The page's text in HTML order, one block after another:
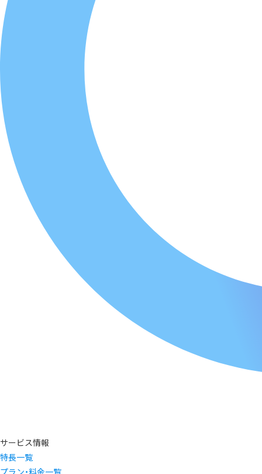
サービス情報
特長一覧
プラン・料金一覧